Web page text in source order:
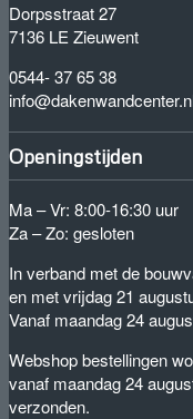
Dorpsstraat 27
7136 LE Zieuwent
0544- 37 65 38
Openingstijden
Ma – Vr: 8:00-16:30 uur
Za – Zo: gesloten
In verband met de
en met vrijdag 21
Vanaf maandag 24
Webshop bestellingen
vanaf maandag 24
verzonden.